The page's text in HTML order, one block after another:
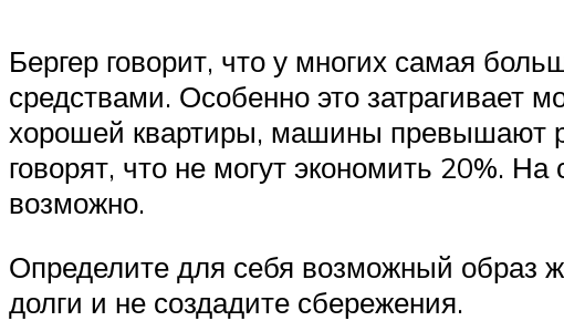
Бергер говорит, что у многих самая
средствами. Особенно это затрагивает
хорошей квартиры, машины превышают
говорят, что не могут экономить 20%.
возможно.
Определите для себя возможный образ
долги и не создадите сбережения.